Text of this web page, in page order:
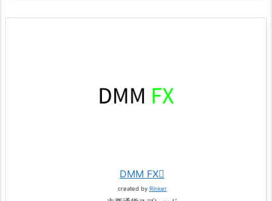
DMM FX
created by Rinker